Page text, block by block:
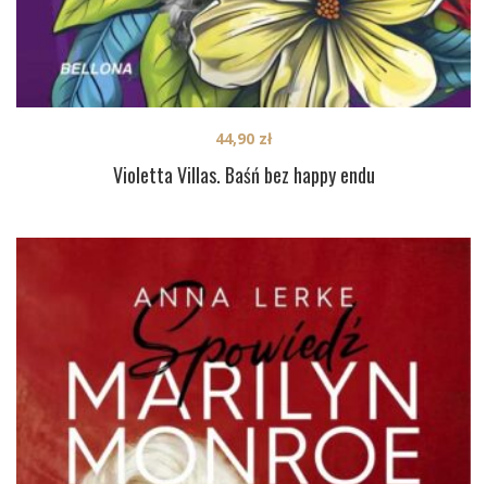
Violetta Villas. Baśń bez happy endu
44,90 zł